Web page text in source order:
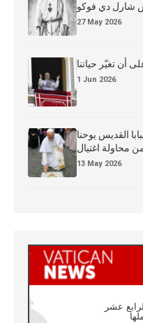
شارل دي فوكو
27 May 2026
أن تغيّر حياتنا
1 Jun 2026
القديس يوحنا
محاولة اغتيال
13 May 2026
عشر